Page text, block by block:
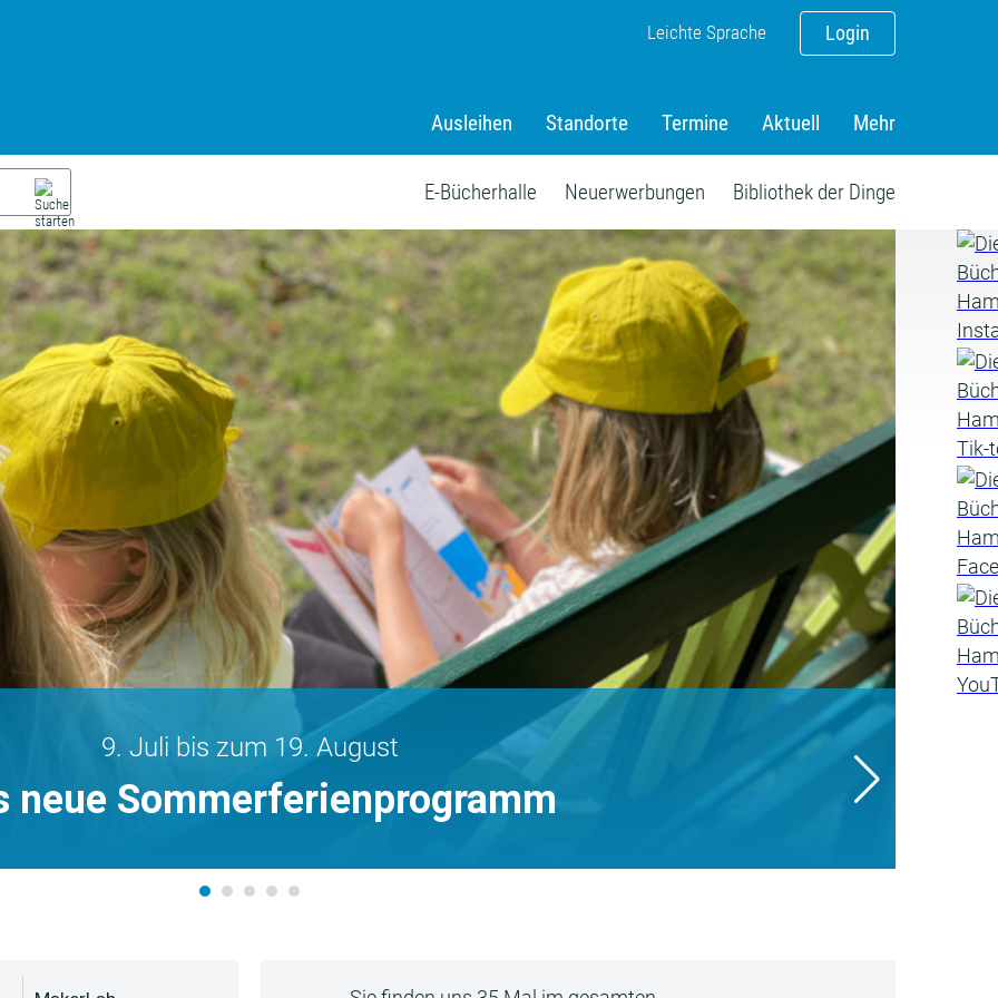
Login
Leichte Sprache
Ausleihen Standorte Termine Aktuell Mehr
E-Bücherhalle Neuerwerbungen Bibliothek der Dinge
9. Juli bis zum 19. August
neue Sommerferienprogramm